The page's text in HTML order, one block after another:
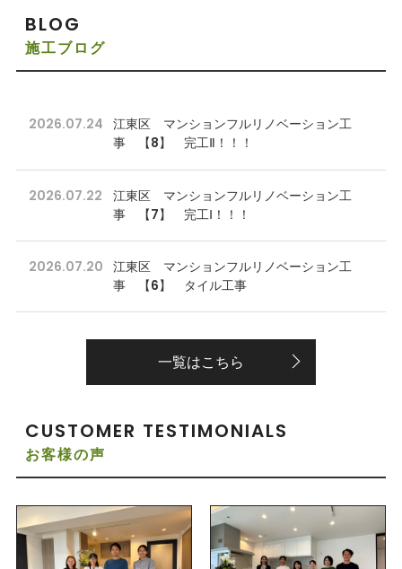
BLOG
施工ブログ
2026.07.24
江東区 マンションフルリノベーション工
事 【8】 完工Ⅱ！！！
2026.07.22
江東区 マンションフルリノベーション工
事 【7】 完工Ⅰ！！！
2026.07.20
江東区 マンションフルリノベーション工
事 【6】 タイル工事
一覧はこちら
CUSTOMER TESTIMONIALS
お客様の声